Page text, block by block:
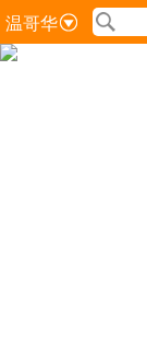
温哥华